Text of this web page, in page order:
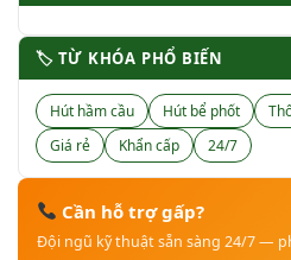
🏷 TỪ KHÓA PHỔ BIẾN
Hút hầm cầu Hút bể phốt
Giá rẻ
Khẩn cấp 24/7
Cần hỗ trợ gấp?
Đội ngũ kỹ thuật sẵn sàng 24/7 —